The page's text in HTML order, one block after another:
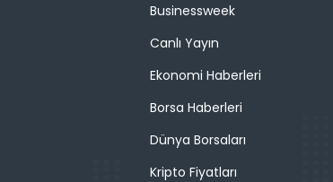
Businessweek
Canlı Yayın
Ekonomi Haberleri
Borsa Haberleri
Dünya Borsaları
Kripto Fiyatları